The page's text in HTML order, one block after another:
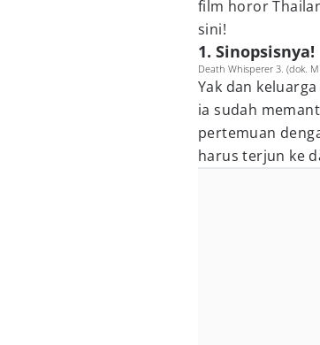
film horor
sini!
1. Sinopsisnya!
Death Whisperer 3. (dok.
Yak dan
ia sudah
pertemuan
harus terjun ke